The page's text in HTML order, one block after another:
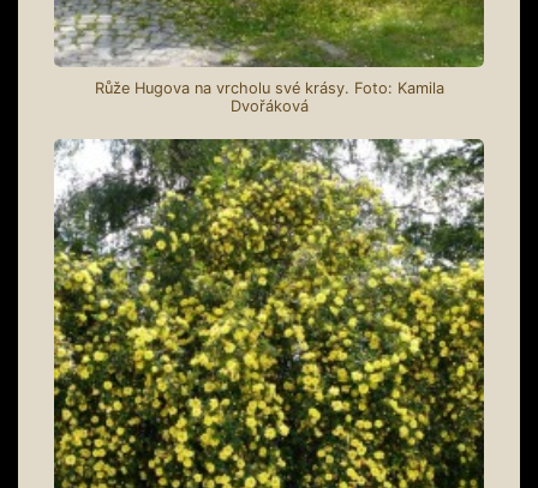
Růže Hugova na vrcholu své krásy. Foto: Kamila
Dvořáková